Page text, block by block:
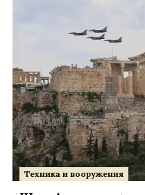
Техника и вооружения